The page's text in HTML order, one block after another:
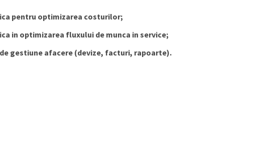
pentru optimizarea costurilor;
in optimizarea fluxului de munca in service;
de gestiune afacere (devize, facturi, rapoarte).